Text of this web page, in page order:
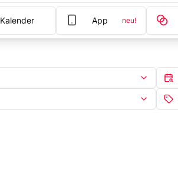
Kalender App neu!